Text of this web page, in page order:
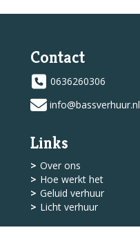
Contact
0636260306
info@bassverhuur.nl
Links
Over ons
Hoe werkt het
Geluid verhuur
Licht verhuur